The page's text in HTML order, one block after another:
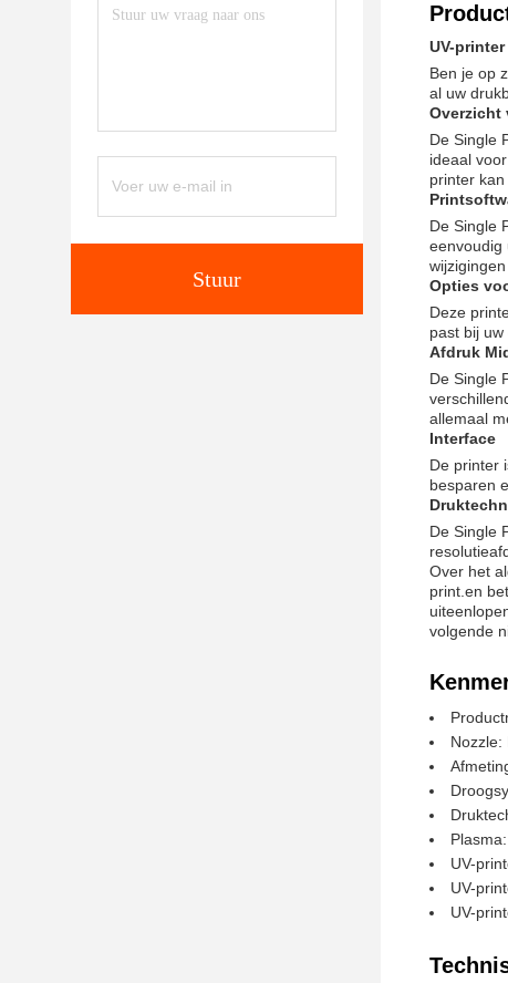
Stuur
UV-
Ben je op
al uw
Overzicht
De Single
ideaal
printer
De Single
eenvoudig
Opties
Deze
past bij uw
Afdruk
De Single
allemaal
Interface
De printer
besparen
De Single
Over het
print.en
volgende
Nozzle:
UV-
UV-
UV-